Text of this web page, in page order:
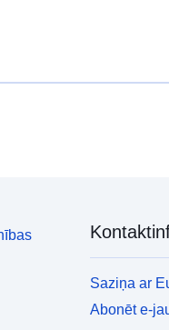
Saziņa ar
Abonēt e-